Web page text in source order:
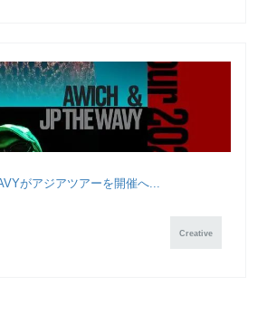
がアジアツアーを開催へ...
Creative